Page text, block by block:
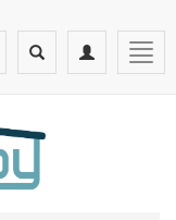
Toggle
navigation
Toggle
search